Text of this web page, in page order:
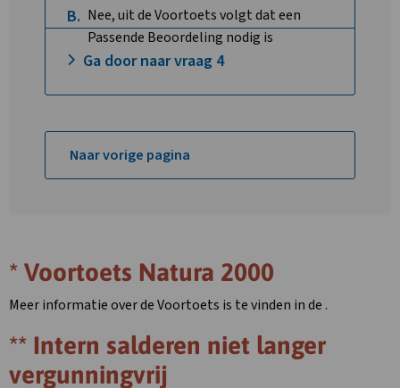
B. Nee, uit de Voortoets volgt dat een
Passende Beoordeling nodig is
Ga door naar vraag 4
Naar vorige pagina
* Voortoets Natura 2000
Meer informatie over de Voortoets is te vinden in de .
** Intern salderen niet langer
vergunningvrij